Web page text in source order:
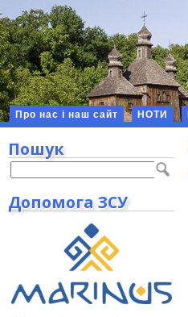
Про нас і наш сайт НОТИ
Пошук
Допомога ЗСУ